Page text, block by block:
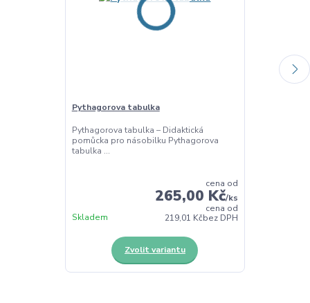
Pythagorova tabulka
Pythagorova tabulka – Didaktická
pomůcka pro násobilku Pythagorova
tabulka ...
cena od
265,00 Kč/ks
cena od
219,01 Kčbez DPH
Skladem
Zvolit variantu